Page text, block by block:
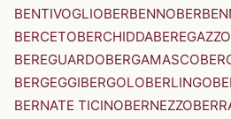
BENTIVOGLIOBERBENNO
BERCETOBERCHIDDA
BEREGUARDOBERGAMASCO
BERGEGGIBERGOLOBERLINGO
BERNATE TICINOBERNEZZO